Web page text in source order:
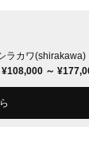
ラカワ(shirakawa)
¥108,000 ～